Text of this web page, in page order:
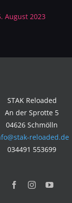
August 2023
STAK Reloaded
An der Sprotte 5
04626 Schmölln
reloaded.de
034491 553699